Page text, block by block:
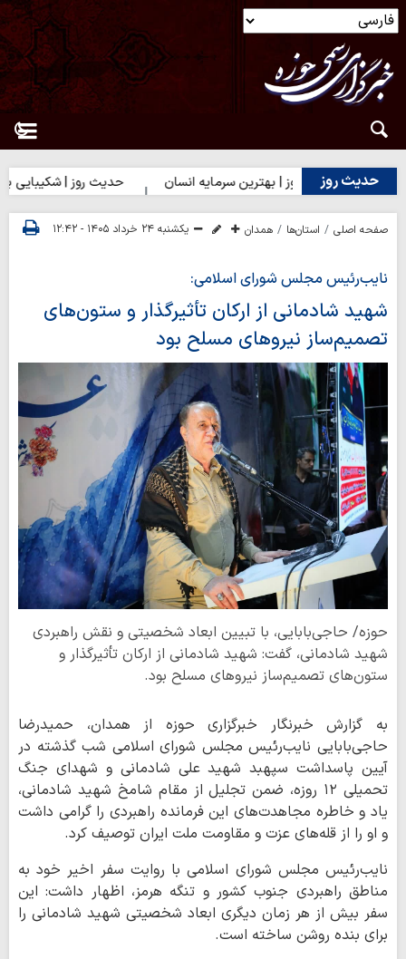
حدیث روز
حدیث روز | بهترین سرمایه انسان حدیث روز | شکیبایی بر تلخی
صفحه اصلی استان‌ها همدان یکشنبه ۲۴ خرداد ۱۴۰۵ - ۱۲:۴۲
نایب‌رئیس مجلس شورای اسلامی:
شهید شادمانی از ارکان تأثیرگذار و ستون‌های
تصمیم‌ساز نیروهای مسلح بود
حوزه/ حاجی‌بابایی، با تبیین ابعاد شخصیتی و نقش راهبردی
شهید شادمانی، گفت: شهید شادمانی از ارکان تأثیرگذار و
ستون‌های تصمیم‌ساز نیروهای مسلح بود.
به گزارش خبرنگار خبرگزاری حوزه از همدان، حمیدرضا
حاجی‌بابایی نایب‌رئیس مجلس شورای اسلامی شب گذشته در
آیین پاسداشت سپهبد شهید علی شادمانی و شهدای جنگ
تحمیلی ۱۲ روزه، ضمن تجلیل از مقام شامخ شهید شادمانی،
یاد و خاطره مجاهدت‌های این فرمانده راهبردی را گرامی داشت
و او را از قله‌های عزت و مقاومت ملت ایران توصیف کرد.
نایب‌رئیس مجلس شورای اسلامی با روایت سفر اخیر خود به
مناطق راهبردی جنوب کشور و تنگه هرمز، اظهار داشت: این
سفر بیش از هر زمان دیگری ابعاد شخصیتی شهید شادمانی را
برای بنده روشن ساخته است.